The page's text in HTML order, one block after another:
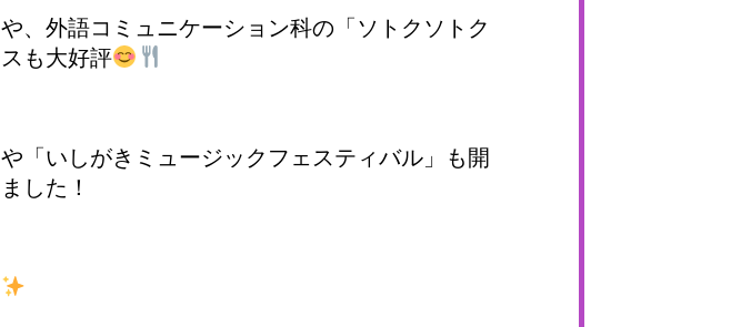
、外語コミュニケーション科の「ソトクソトク
も大好評
「いしがきミュージックフェスティバル」も開
した！